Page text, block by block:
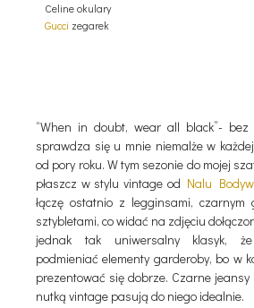
Celine okulary
Gucci zegarek
“When in doubt, wear all black”-
sprawdza się u mnie niemalże w
od pory roku. W tym sezonie do mojej
płaszcz w stylu vintage od Nalu
łączę ostatnio z legginsami, czarnym
sztybletami, co widać na zdjęciu
jednak tak uniwersalny klasyk,
podmieniać elementy garderoby, bo w
prezentować się dobrze. Czarne
nutką vintage pasują do niego idealnie.